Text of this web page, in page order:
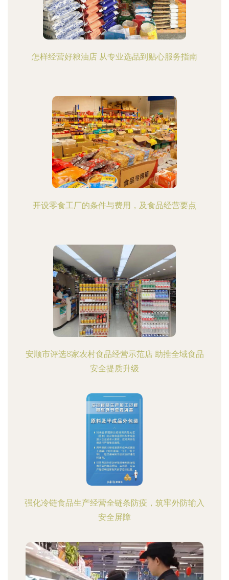
怎样经营好粮油店 从专业选品到贴心服务指南
开设零食工厂的条件与费用，及食品经营要点
安顺市评选8家农村食品经营示范店 助推全域食品
安全提质升级
强化冷链食品生产经营全链条防疫，筑牢外防输入
安全屏障